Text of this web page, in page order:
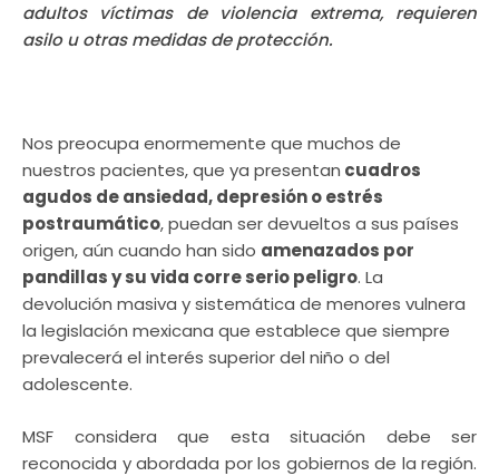
adultos víctimas de violencia extrema, requieren
asilo u otras medidas de protección.
Nos preocupa enormemente que muchos de
nuestros pacientes, que ya presentan cuadros
agudos de ansiedad, depresión o estrés
postraumático, puedan ser devueltos a sus países
origen, aún cuando han sido amenazados por
pandillas y su vida corre serio peligro. La
devolución masiva y sistemática de menores vulnera
la legislación mexicana que establece que siempre
prevalecerá el interés superior del niño o del
adolescente.
MSF considera que esta situación debe ser
reconocida y abordada por los gobiernos de la región.